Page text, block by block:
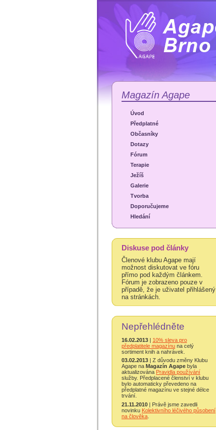
Magazín Agape
Úvod
Předplatné
Občasníky
Dotazy
Fórum
Terapie
Ježíš
Galerie
Tvorba
Doporučujeme
Hledání
Diskuse pod články
Členové klubu Agape mají
možnost diskutovat ve fóru
přímo pod každým článkem.
Fórum je zobrazeno pouze v
případě, že je uživatel přihlášený
na stránkách.
Nepřehlédněte
16.02.2013 | 10% sleva pro
předplatitele magazínu na celý
sortiment knih a nahrávek.
03.02.2013 | Z důvodu změny Klubu
Agape na Magazín Agape byla
aktualizována Pravidla používání
služby. Předplacené členství v klubu
bylo automaticky převedeno na
předplatné magazínu ve stejné délce
trvání.
21.11.2010 | Právě jsme zavedli
novinku Kolektivního léčivého působení
na člověka